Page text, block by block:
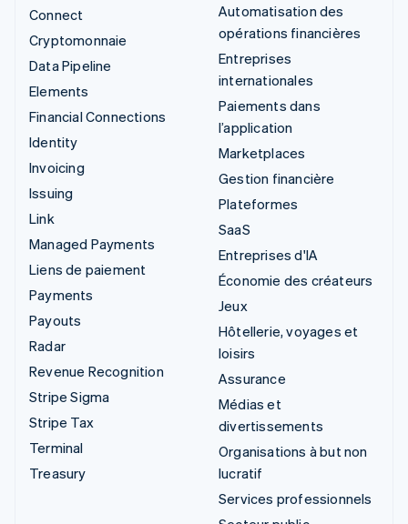
Connect
Cryptomonnaie
Data Pipeline
Elements
Financial Connections
Identity
Invoicing
Issuing
Link
Managed Payments
Liens de paiement
Payments
Payouts
Radar
Revenue Recognition
Stripe Sigma
Stripe Tax
Terminal
Treasury
Automatisation des
opérations financières
Entreprises
internationales
Paiements dans
l’application
Marketplaces
Gestion financière
Plateformes
SaaS
Entreprises d'IA
Économie des créateurs
Jeux
Hôtellerie, voyages et
loisirs
Assurance
Médias et
divertissements
Organisations à but non
lucratif
Services professionnels